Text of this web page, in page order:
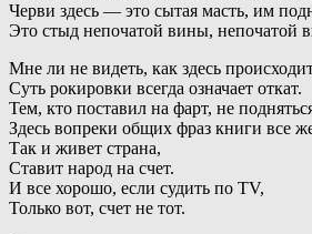
Черви здесь — это сытая масть, им
Это стыд непочатой вины, непочатой
Мне ли не видеть, как здесь
Суть рокировки всегда означает откат.
Тем, кто поставил на фарт, не
Здесь вопреки общих фраз книги все
Так и живет страна,
Ставит народ на счет.
И все хорошо, если судить по TV,
Только вот, счет не тот.